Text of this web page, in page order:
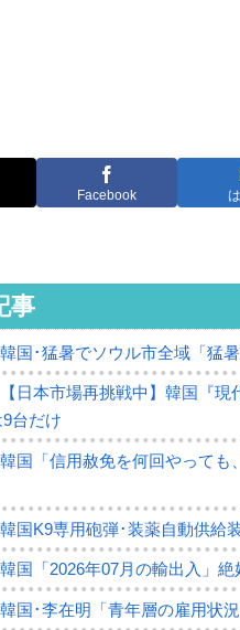
Facebook
事
韓国･猛暑でソウル市全域「猛
【日本市場再挑戦中】韓国『
台だけ
韓国「信用赦免を何回やって
韓国K9専用砲弾･装薬自動供給
韓国「2026年07月の輸出入」
韓国･李在明「青年層の雇用状